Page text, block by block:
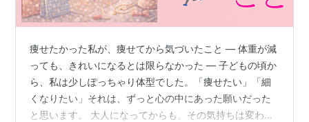
痩せたかった私が、痩せてから気づいたこと ― 体重が減
っても、きれいになるとは限らなかった ― 子どもの頃か
ら、私は少しぽっちゃり体型でした。「痩せたい」「細
くなりたい」それは、ずっと心の中にあった願いだった
と思います。 大人になってからも、その気持ちは変わら